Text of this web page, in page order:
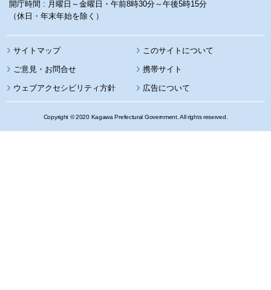
開庁時間 : 月曜日～金曜日・午前8時30分～午後5時15分
（休日・年末年始を除く）
サイトマップ このサイトについて
携帯サイト
ウェブアクセシビリティ方針 広告について
Copyright © 2020 Kagawa Prefectural Government. All rights reserved.